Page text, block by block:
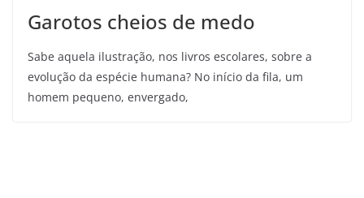
Garotos cheios de medo
Sabe aquela ilustração, nos livros escolares, sobre a
evolução da espécie humana? No início da fila, um
homem pequeno, envergado,